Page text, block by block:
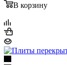
В корзину